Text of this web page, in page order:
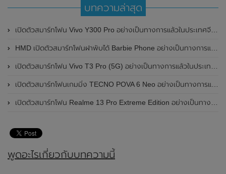
บทความล่าสุด
เปิดตัวสมาร์ทโฟน Vivo Y300 Pro อย่างเป็นทางการแล้วในประเทศจีน มาพร้อมดีไซน์พรีเมี่ยม ทนทาน และแบตเตอรี่สุดอึดขนาดใหญ่ 6,500mAh พร้อมรองรับการชาร์จไว 80W
HMD เปิดตัวสมาร์ทโฟนฝาพับได้ Barbie Phone อย่างเป็นทางการแล้ว มาพร้อมธีมสีชมพูสดใส
เปิดตัวสมาร์ทโฟน Vivo T3 Pro (5G) อย่างเป็นทางการแล้วในประเทศอินเดีย
เปิดตัวสมาร์ทโฟนเกมมิ่ง TECNO POVA 6 Neo อย่างเป็นทางการแล้วในประเทศไทย ในราคา 8,499 บาท
เปิดตัวสมาร์ทโฟน Realme 13 Pro Extreme Edition อย่างเป็นทางการแล้วในประเทศจีน
พูดอะไรเกี่ยวกับบทความนี้